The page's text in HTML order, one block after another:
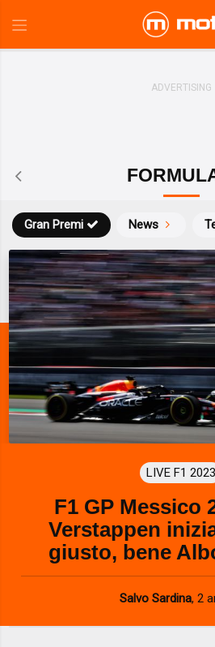
News
Gran Premi
LIVE F1 2023
F1 GP Messico
Verstappen
giusto, bene
Salvo Sardina, 2